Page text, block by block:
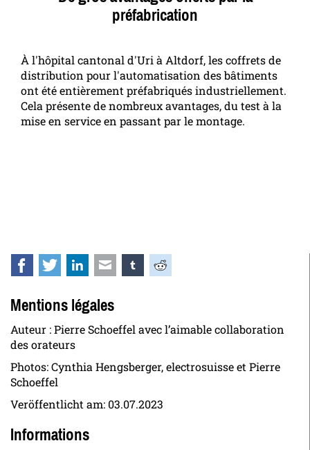
préfabrication
À l'hôpital cantonal d'Uri à Altdorf, les coffrets de
distribution pour l'automatisation des bâtiments
ont été entièrement préfabriqués industriellement.
Cela présente de nombreux avantages, du test à la
mise en service en passant par le montage.
Facebook
TwitterLinkedInE-mail tumblrReddit
Mentions légales
Auteur : Pierre Schoeffel avec l’aimable collaboration
des orateurs
Photos: Cynthia Hengsberger, electrosuisse et Pierre
Schoeffel
Veröffentlicht am: 03.07.2023
Informations